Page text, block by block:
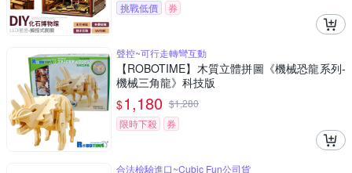
挑戰低價
券
聲控~可行走轉彎互動
【ROBOTIME】木質立體拼圖《機械恐龍系列-
機械三角龍》科技版
$1,180 $1,280
限時下殺
券
合法檢驗進口~Cubic Fun公司貨